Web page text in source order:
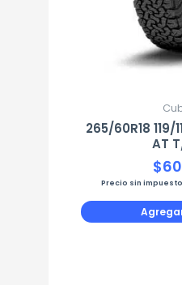
265/60R18 119/
AT
$
Precio sin